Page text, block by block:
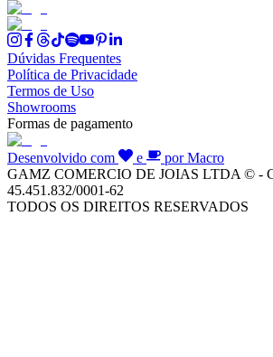
Dúvidas Frequentes
Política de Privacidade
Termos de Uso
Showrooms
Formas de pagamento
Desenvolvido com e
por Macro
GAMZ COMERCIO DE JOIAS LTDA © -
45.451.832/0001-62
TODOS OS DIREITOS RESERVADOS